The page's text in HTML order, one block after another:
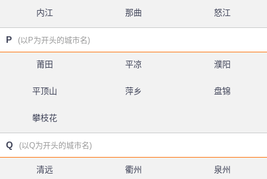
内江 那曲 怒江
P (以P为开头的城市名)
莆田 平凉 濮阳
平顶山 萍乡 盘锦
攀枝花
Q (以Q为开头的城市名)
清远 衢州 泉州